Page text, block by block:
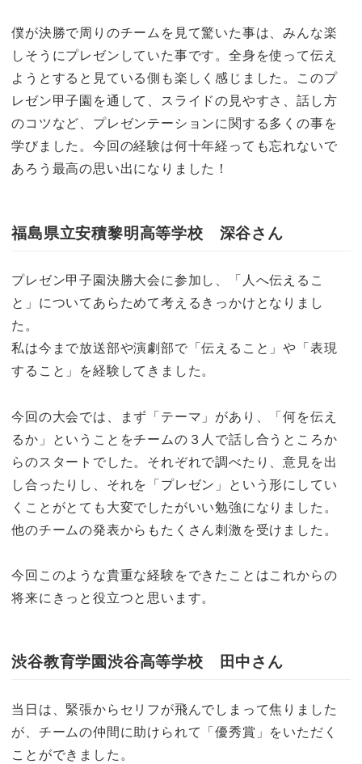
僕が決勝で周りのチームを見て驚いた事は、みんな楽
しそうにプレゼンしていた事です。全身を使って伝え
ようとすると見ている側も楽しく感じました。このプ
レゼン甲子園を通して、スライドの見やすさ、話し方
のコツなど、プレゼンテーションに関する多くの事を
学びました。今回の経験は何十年経っても忘れないで
あろう最高の思い出になりました！
福島県立安積黎明高等学校 深谷さん
プレゼン甲子園決勝大会に参加し、「人へ伝えるこ
と」についてあらためて考えるきっかけとなりまし
た。
私は今まで放送部や演劇部で「伝えること」や「表現
すること」を経験してきました。
今回の大会では、まず「テーマ」があり、「何を伝え
るか」ということをチームの３人で話し合うところか
らのスタートでした。それぞれで調べたり、意見を出
し合ったりし、それを「プレゼン」という形にしてい
くことがとても大変でしたがいい勉強になりました。
他のチームの発表からもたくさん刺激を受けました。
今回このような貴重な経験をできたことはこれからの
将来にきっと役立つと思います。
渋谷教育学園渋谷高等学校 田中さん
当日は、緊張からセリフが飛んでしまって焦りました
が、チームの仲間に助けられて「優秀賞」をいただく
ことができました。